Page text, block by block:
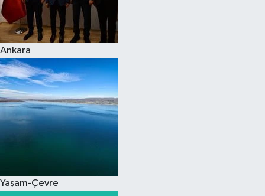
Ankara
Yaşam-Çevre
Spor
Çocuk
Eğitim